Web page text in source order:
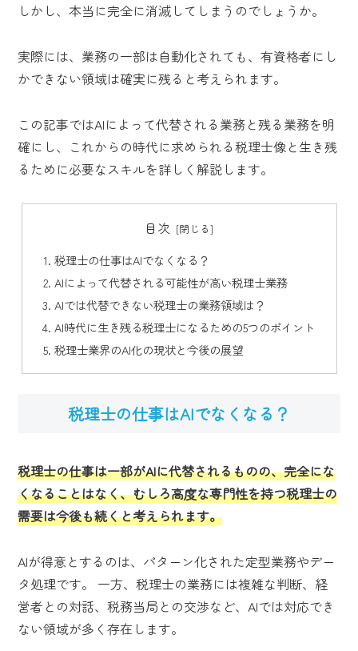
しかし、本当に完全に消滅してしまうのでしょうか。
実際には、業務の一部は自動化されても、有資格者にし
かできない領域は確実に残ると考えられます。
この記事ではAIによって代替される業務と残る業務を明
確にし、これからの時代に求められる税理士像と生き残
るために必要なスキルを詳しく解説します。
目次
税理士の仕事はAIでなくなる？
AIによって代替される可能性が高い税理士業務
AIでは代替できない税理士の業務領域は？
AI時代に生き残る税理士になるための5つのポイント
税理士業界のAI化の現状と今後の展望
税理士の仕事はAIでなくなる？
税理士の仕事は一部がAIに代替されるものの、完全にな
くなることはなく、むしろ高度な専門性を持つ税理士の
需要は今後も続くと考えられます。
AIが得意とするのは、パターン化された定型業務やデー
タ処理です。 一方、税理士の業務には複雑な判断、経
営者との対話、税務当局との交渉など、AIでは対応でき
ない領域が多く存在します。